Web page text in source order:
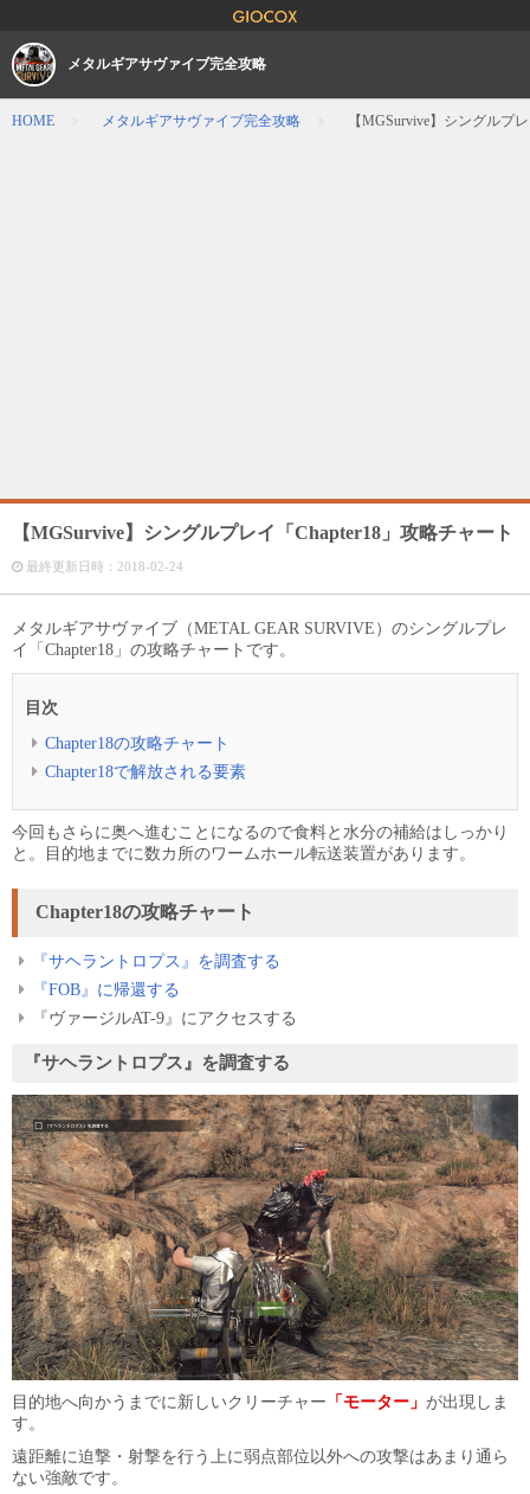
メタルギアサヴァイブ完全攻略
HOME メタルギアサヴァイブ完全攻略 【MGSurvive】シングルプ
【MGSurvive】シングルプレイ「Chapter18」攻略チャート
最終更新日時： 2018-02-24
メタルギアサヴァイブ（METAL GEAR SURVIVE）のシングルプレ
イ「Chapter18」の攻略チャートです。
目次
Chapter18の攻略チャート
Chapter18で解放される要素
今回もさらに奥へ進むことになるので食料と水分の補給はしっかり
と。目的地までに数カ所のワームホール転送装置があります。
Chapter18の攻略チャート
『サヘラントロプス』を調査する
『FOB』に帰還する
『ヴァージルAT-9』にアクセスする
『サヘラントロプス』を調査する
目的地へ向かうまでに新しいクリーチャー 「モーター」 が出現しま
す。
遠距離に迫撃・射撃を行う上に弱点部位以外への攻撃はあまり通ら
ない強敵です。